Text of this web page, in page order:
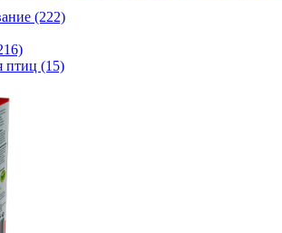
(222)
птиц (15)